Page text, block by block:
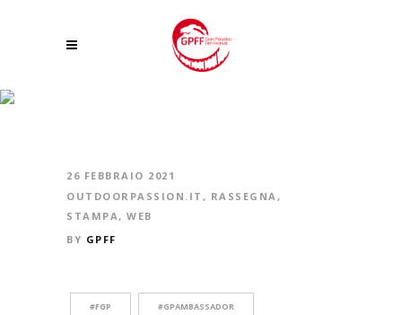
26 FEBBRAIO 2021
OUTDOORPASSION.IT , RASSEGNA,
STAMPA, WEB
BY GPFF
#FGP #GPAMBASSADOR